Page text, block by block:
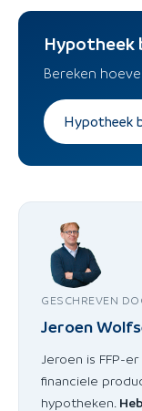
Hypotheek
Bereken
Hypotheek
GESCHREVEN
Jeroen
Jeroen is FFP-
financiele
hypotheken.